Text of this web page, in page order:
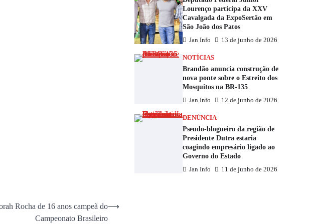
Rocha de 16 anos campeã do
Campeonato Brasileiro
⟶
Lourenço participa da XXV
Cavalgada da ExpoSertão em
São João dos Patos
Jan Info 13 de junho de 2026
NOTÍCIAS
Brandão anuncia construção de
nova ponte sobre o Estreito dos
Mosquitos na BR-135
Jan Info 12 de junho de 2026
DENÚNCIA
Pseudo-blogueiro da região de
Presidente Dutra estaria
coagindo empresário ligado ao
Governo do Estado
Jan Info 11 de junho de 2026